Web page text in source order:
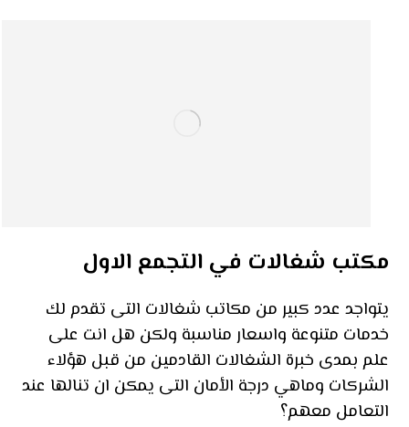
مكتب شغالات في التجمع الاول
يتواجد عدد كبير من مكاتب شغالات التى تقدم لك
خدمات متنوعة واسعار مناسبة ولكن هل انت على
علم بمدى خبرة الشغالات القادمين من قبل هؤلاء
الشركات وماهي درجة الأمان التى يمكن ان تنالها عند
التعامل معهم؟